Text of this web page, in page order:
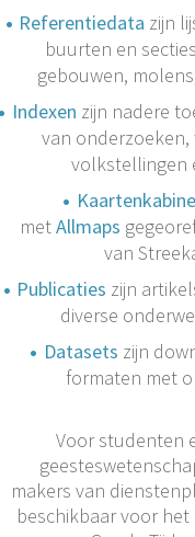
Referentiedata zijn
buurten en
gebouwen,
Indexen zijn nadere
van onderzoeken,
volkstellingen
metAllmaps
van
Publicaties zijn
diverse
Datasets zijn
formaten met
Voor studenten
makers van
beschikbaar voor het